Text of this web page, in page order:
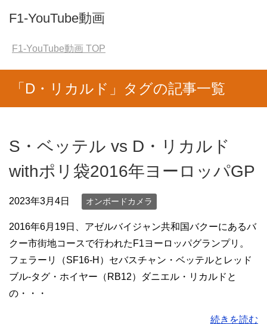
F1-YouTube動画
F1-YouTube動画 TOP
「D・リカルド」タグの記事一覧
S・ベッテル vs D・リカルド
withポリ袋2016年ヨーロッパGP
2023年3月4日 オンボードカメラ
2016年6月19日、アゼルバイジャン共和国バクーにあるバ
クー市街地コースで行われたF1ヨーロッパグランプリ。
フェラーリ（SF16-H）セバスチャン・ベッテルとレッド
ブル-タグ・ホイヤー（RB12）ダニエル・リカルドと
の・・・
続きを読む